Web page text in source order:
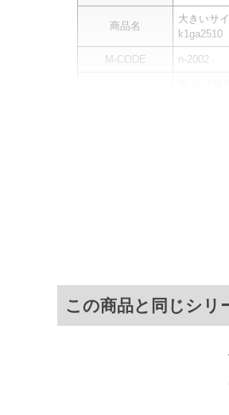
商品名
大きいサ
k1ga2510
M-CODE n-2002
※商品によっ
面）によって
※上記サイズ
※当店での掲
寄せ等によ
限に努めて
※【ボトムの
この商品と同じシリ